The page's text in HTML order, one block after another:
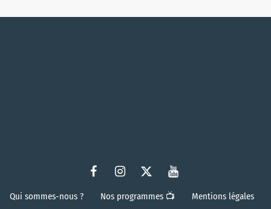
Qui sommes-nous ? Nos programmes 📺
Mentions légales